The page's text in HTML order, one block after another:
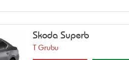
Skoda Superb
T Grubu